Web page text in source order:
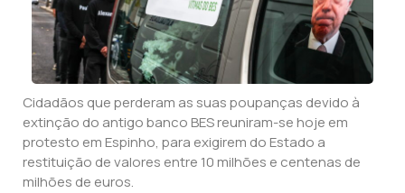
Cidadãos que perderam as suas poupanças devido à
extinção do antigo banco BES reuniram-se hoje em
protesto em Espinho, para exigirem do Estado a
restituição de valores entre 10 milhões e centenas de
milhões de euros.